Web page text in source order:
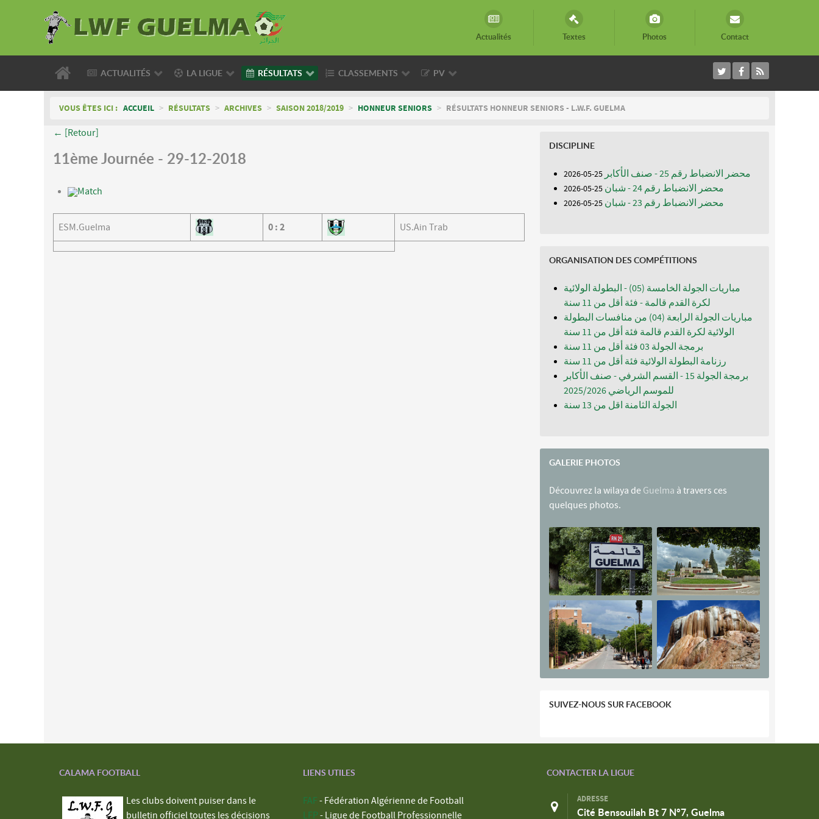
Actualités Textes Photos Contact
ACTUALITÉS LA LIGUE RÉSULTATS CLASSEMENTS PV
VOUS ÊTES ICI : ACCUEIL > RÉSULTATS > ARCHIVES > SAISON 2018/2019 > HONNEUR SENIORS > RÉSULTATS HONNEUR SENIORS - L.W.F. GUELMA
← [Retour]
11ème Journée - 29-12-2018
Match
ESM.Guelma 0 : 2 US.Ain Trab
DISCIPLINE
محضر الانضباط رقم 25 - صنف الأكابر 25-05-2026
محضر الانضباط رقم 24 - شبان 25-05-2026
محضر الانضباط رقم 23 - شبان 25-05-2026
ORGANISATION DES COMPÉTITIONS
مباريات الجولة الخامسة (05) - البطولة الولائية
لكرة القدم قالمة - فئة أقل من 11 سنة
مباريات الجولة الرابعة (04) من منافسات البطولة
الولائية لكرة القدم قالمة فئة أقل من 11 سنة
برمجة الجولة 03 فئة أقل من 11 سنة
رزنامة البطولة الولائية فئة أقل من 11 سنة
برمجة الجولة 15 - القسم الشرفي - صنف الأكابر
للموسم الرياضي 2025/2026
الجولة الثامنة اقل من 13 سنة
GALERIE PHOTOS
Découvrez la wilaya de Guelma à travers ces
quelques photos.
SUIVEZ-NOUS SUR FACEBOOK
CALAMA FOOTBALL
Les clubs doivent puiser dans le
bulletin officiel toutes les décisions
LIENS UTILES
FAF - Fédération Algérienne de Football
LFP - Ligue de Football Professionnelle
CONTACTER LA LIGUE
ADRESSE
Cité Bensouilah Bt 7 N°7, Guelma